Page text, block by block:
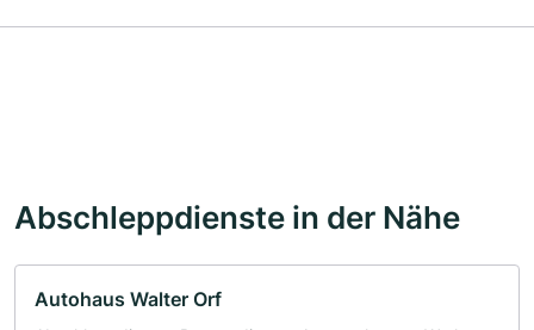
Abschleppdienste in der Nähe
Autohaus Walter Orf